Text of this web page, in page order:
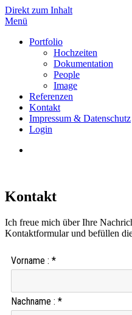
Direkt zum Inhalt
Menü
Portfolio
Hochzeiten
Dokumentation
People
Image
Referenzen
Kontakt
Impressum & Datenschutz
Login
Kontakt
Ich freue mich über Ihre
Kontaktformular und befüllen
Vorname : *
Nachname : *